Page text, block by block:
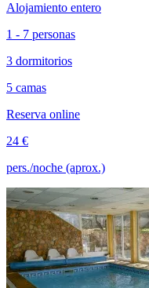
Alojamiento entero
1 - 7 personas
3 dormitorios
5 camas
Reserva online
24 €
pers./noche (aprox.)